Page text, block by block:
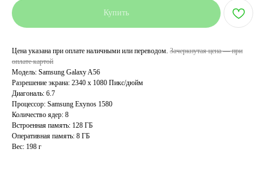
Купить
Цена указана при оплате наличными или переводом. Зачеркнутая цена — при
оплате картой
Модель: Samsung Galaxy A56
Разрешение экрана: 2340 x 1080 Пикс/дюйм
Диагональ: 6.7
Процессор: Samsung Exynos 1580
Количество ядер: 8
Встроенная память: 128 ГБ
Оперативная память: 8 ГБ
Вес: 198 г